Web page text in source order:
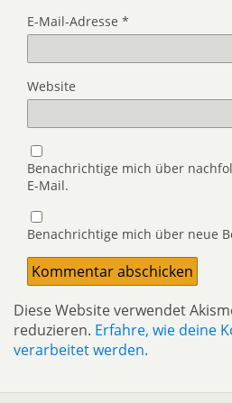
E-Mail-Adresse *
Website
Benachrichtige mich über
E-Mail.
Benachrichtige mich über neue
Diese Website verwendet
reduzieren. Erfahre, wie deine
verarbeitet werden.